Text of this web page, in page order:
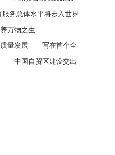
务总体水平将步入世界
万物之生
质量发展——写在首个全
——中国自贸区建设交出